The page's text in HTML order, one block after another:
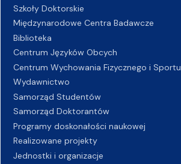
Szkoły Doktorskie
Międzynarodowe Centra Badawcze
Biblioteka
Centrum Języków Obcych
Centrum Wychowania Fizycznego i Sportu
Wydawnictwo
Samorząd Studentów
Samorząd Doktorantów
Programy doskonałości naukowej
Realizowane projekty
Jednostki i organizacje